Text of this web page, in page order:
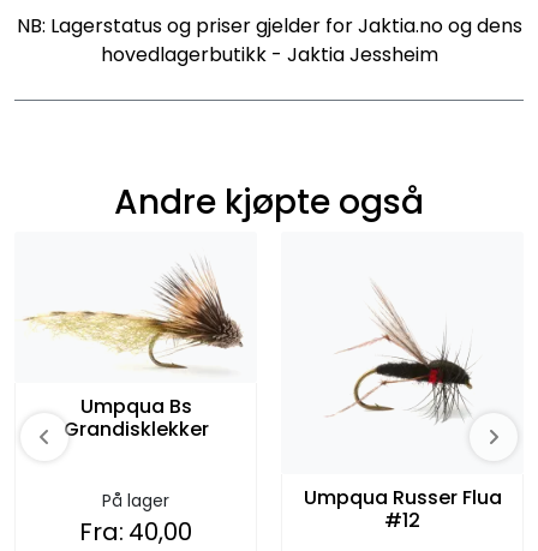
NB: Lagerstatus og priser gjelder for Jaktia.no og dens
hovedlagerbutikk - Jaktia Jessheim
Andre kjøpte også
Umpqua Bs
Grandisklekker
På lager
Fra: 40,00
Umpqua Russer Flua
#12